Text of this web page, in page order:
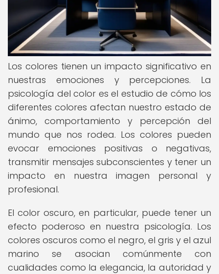
Los colores tienen un impacto significativo en
nuestras emociones y percepciones. La
psicología del color es el estudio de cómo los
diferentes colores afectan nuestro estado de
ánimo, comportamiento y percepción del
mundo que nos rodea. Los colores pueden
evocar emociones positivas o negativas,
transmitir mensajes subconscientes y tener un
impacto en nuestra imagen personal y
profesional.
El color oscuro, en particular, puede tener un
efecto poderoso en nuestra psicología. Los
colores oscuros como el negro, el gris y el azul
marino se asocian comúnmente con
cualidades como la elegancia, la autoridad y